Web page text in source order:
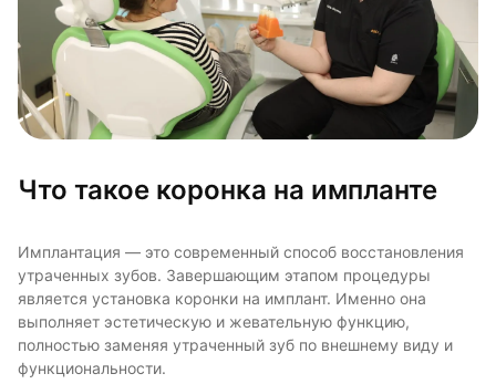
Что такое коронка на импланте
Имплантация — это современный способ восстановления
утраченных зубов. Завершающим этапом процедуры
является установка коронки на имплант. Именно она
выполняет эстетическую и жевательную функцию,
полностью заменяя утраченный зуб по внешнему виду и
функциональности.